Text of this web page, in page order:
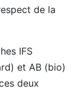
de la
IFS
et AB (bio)
deux